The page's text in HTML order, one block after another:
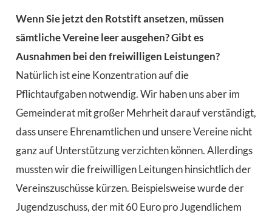
Wenn Sie jetzt den Rotstift ansetzen, müssen
sämtliche Vereine leer ausgehen? Gibt es
Ausnahmen bei den freiwilligen Leistungen?
Natürlich ist eine Konzentration auf die
Pflichtaufgaben notwendig. Wir haben uns aber im
Gemeinderat mit großer Mehrheit darauf verständigt,
dass unsere Ehrenamtlichen und unsere Vereine nicht
ganz auf Unterstützung verzichten können. Allerdings
mussten wir die freiwilligen Leitungen hinsichtlich der
Vereinszuschüsse kürzen. Beispielsweise wurde der
Jugendzuschuss, der mit 60 Euro pro Jugendlichem